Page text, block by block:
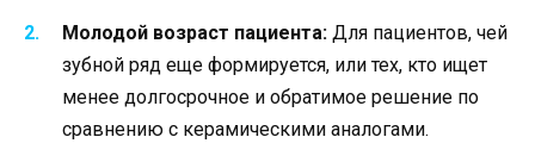
Молодой возраст пациента: Для пациентов, чей
зубной ряд еще формируется, или тех, кто ищет
менее долгосрочное и обратимое решение по
сравнению с керамическими аналогами.